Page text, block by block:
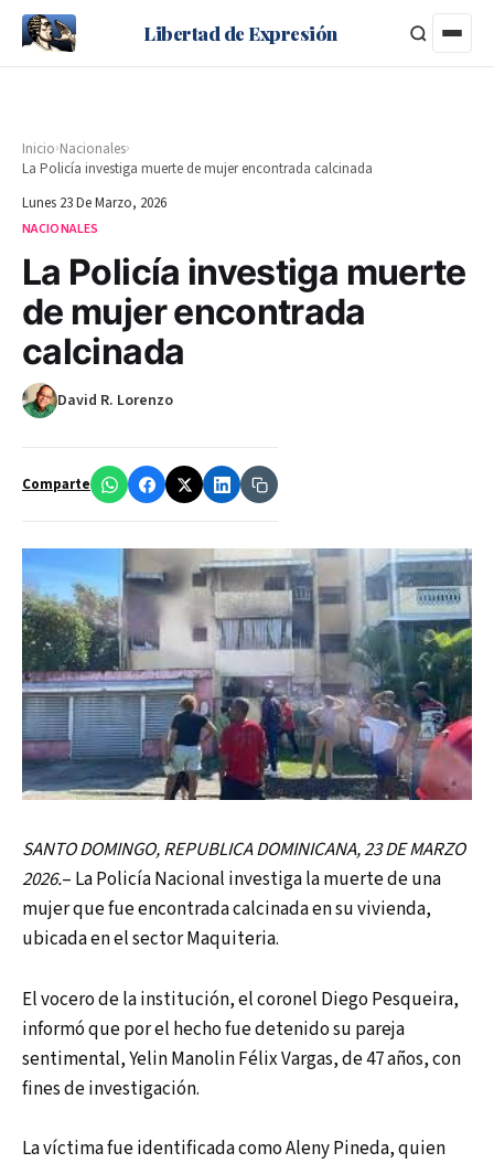
Libertad de Expresión
Inicio›Nacionales›
La Policía investiga muerte de mujer encontrada calcinada
Lunes 23 De Marzo, 2026
NACIONALES
La Policía investiga muerte
de mujer encontrada
calcinada
David R. Lorenzo
Comparte
SANTO DOMINGO, REPUBLICA DOMINICANA, 23 DE MARZO
2026.– La Policía Nacional investiga la muerte de una
mujer que fue encontrada calcinada en su vivienda,
ubicada en el sector Maquiteria.
El vocero de la institución, el coronel Diego Pesqueira,
informó que por el hecho fue detenido su pareja
sentimental, Yelin Manolin Félix Vargas, de 47 años, con
fines de investigación.
La víctima fue identificada como Aleny Pineda, quien